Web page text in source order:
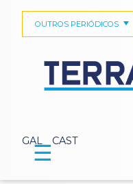
GAL CAST
OUTROS PERIÓDICOS
☰